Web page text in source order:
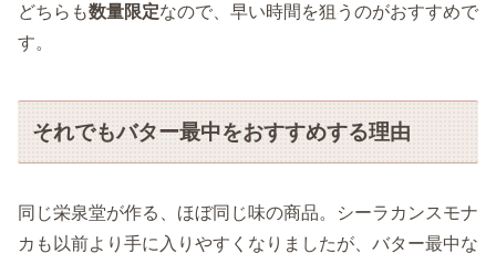
どちらも数量限定なので、早い時間を狙うのがおすすめで
す。
それでもバター最中をおすすめする理由
同じ栄泉堂が作る、ほぼ同じ味の商品。シーラカンスモナ
カも以前より手に入りやすくなりましたが、バター最中な